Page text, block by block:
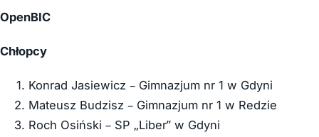
OpenBIC
Chłopcy
Konrad Jasiewicz – Gimnazjum nr 1 w Gdyni
Mateusz Budzisz – Gimnazjum nr 1 w Redzie
Roch Osiński – SP „Liber” w Gdyni